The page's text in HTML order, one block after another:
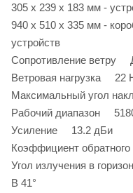
305 х 239 х 183 мм -
940 х 510 х 335 мм -
устройств
Сопротивление ветру
Ветровая нагрузка 22
Максимальный угол
Рабочий диапазон
Усиление 13.2 дБи
Коэффициент
Угол излучения в
В 41°